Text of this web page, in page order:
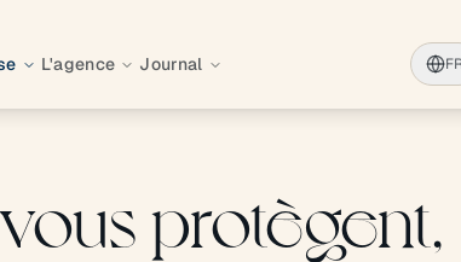
L'agence Journal
protègent,